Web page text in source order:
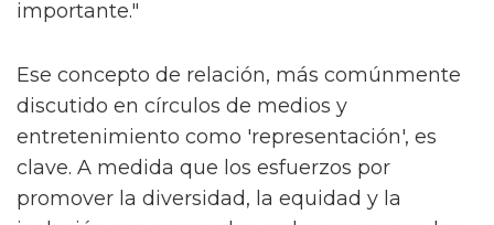
concede que es un buen punto de referencia.
idea salvaje. "¿Quién no querría ver eso?"
Alex interpreta a Sticky Nikki, uno de 'The
Fallen Divas', una "pandilla de espíritus afines"
que ayudan a Byron en su camino. Junto a